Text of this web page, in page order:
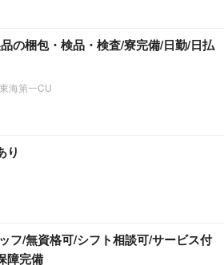
の梱包・検品・検査/寮完備/日勤/日払
海第一CU
り
フ/無資格可/シフト相談可/サービス付
障完備